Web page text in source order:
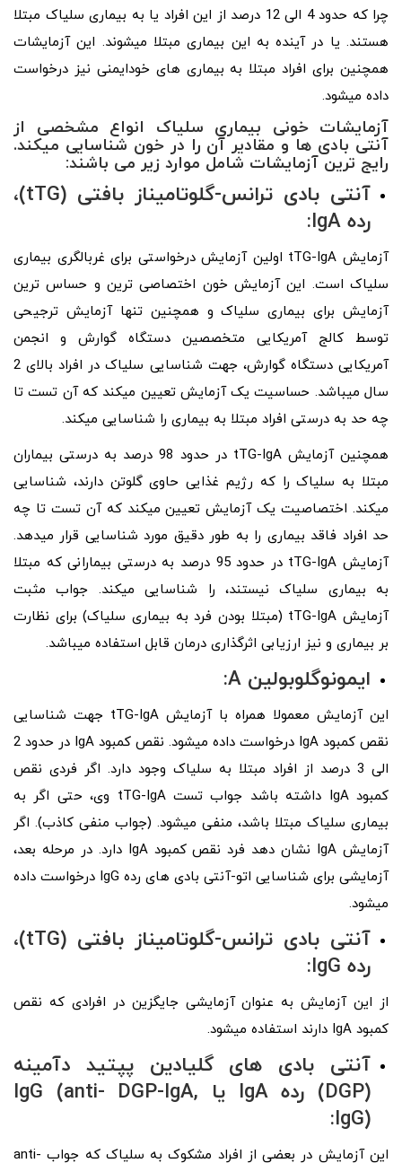
چرا که حدود 4 الی 12 درصد از این افراد یا به بیماری سلیاک مبتلا
هستند. یا در آینده به این بیماری مبتلا میشوند. این آزمایشات
همچنین برای افراد مبتلا به بیماری‌ های خودایمنی نیز درخواست
داده میشود.
آزمایشات خونی بیماری سلیاک انواع مشخصی از
آنتی بادی‌ ها و مقادیر آن را در خون شناسایی میکند.
رایج‌ ترین آزمایشات شامل موارد زیر می‌ باشند:
آنتی‌ بادی ترانس‌-گلوتامیناز بافتی (tTG)،
رده IgA
:
آزمایش tTG-IgA اولین آزمایش درخواستی برای غربالگری بیماری
سلیاک است. این آزمایش خون اختصاصی‌ ترین و حساس‌ ترین
آزمایش برای بیماری سلیاک و همچنین تنها آزمایش ترجیحی
توسط کالج آمریکایی متخصصین دستگاه گوارش و انجمن
آمریکایی دستگاه گوارش، جهت شناسایی سلیاک در افراد بالای 2
سال میباشد. حساسیت یک آزمایش تعیین میکند که آن تست تا
چه حد به درستی افراد مبتلا به بیماری را شناسایی میکند.
همچنین آزمایش tTG-IgA در حدود 98 درصد به درستی بیماران
مبتلا به سلیاک را که رژیم غذایی حاوی گلوتن دارند، شناسایی
میکند. اختصاصیت یک آزمایش تعیین میکند که آن تست تا چه
حد افراد فاقد بیماری را به طور دقیق مورد شناسایی قرار میدهد.
آزمایش tTG-IgA در حدود 95 درصد به درستی بیمارانی که مبتلا
به بیماری سلیاک نیستند، را شناسایی میکند. جواب مثبت
آزمایش tTG-IgA (مبتلا بودن فرد به بیماری سلیاک) برای نظارت
بر بیماری و نیز ارزیابی اثرگذاری درمان قابل استفاده میباشد.
ایمونوگلوبولین A :
این آزمایش معمولا همراه با آزمایش tTG-IgA جهت شناسایی
نقص کمبود IgA درخواست داده میشود. نقص کمبود IgA در حدود 2
الی 3 درصد از افراد مبتلا به سلیاک وجود دارد. اگر فردی نقص
کمبود IgA داشته باشد جواب تست tTG-IgA وی، حتی اگر به
بیماری سلیاک مبتلا باشد، منفی میشود. (جواب منفی کاذب). اگر
آزمایش IgA نشان دهد فرد نقص کمبود IgA دارد. در مرحله بعد،
آزمایشی برای شناسایی اتو-آنتی‌ بادی‌ های رده IgG درخواست داده
میشود.
آنتی‌ بادی ترانس‌-گلوتامیناز بافتی (tTG)،
رده IgG
:
از این آزمایش به عنوان آزمایشی جایگزین در افرادی که نقص
کمبود IgA دارند استفاده میشود.
آنتی‌ بادی‌ های گلیادین پپتید دآمینه
(DGP) رده IgA یا IgG (anti- DGP-IgA,
IgG)
:
این آزمایش در بعضی از افراد مشکوک به سلیاک که جواب anti-